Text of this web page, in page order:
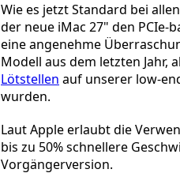
Wie es jetzt Standard bei
der neue iMac 27" den PCIe-
eine angenehme
Modell aus dem letzten Jahr,
Lötstellen auf unserer low-
wurden.
Laut Apple erlaubt die
bis zu 50% schnellere
Vorgängerversion.